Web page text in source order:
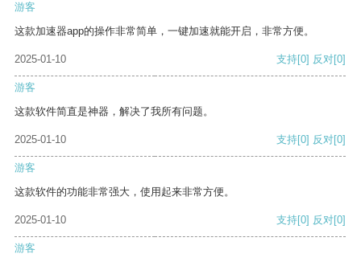
游客
这款加速器app的操作非常简单，一键加速就能开启，非常方便。
2025-01-10 支持[0] 反对[0]
游客
这款软件简直是神器，解决了我所有问题。
2025-01-10 支持[0] 反对[0]
游客
这款软件的功能非常强大，使用起来非常方便。
2025-01-10 支持[0] 反对[0]
游客